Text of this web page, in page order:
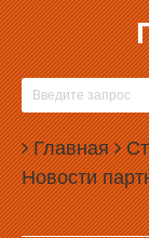
Главная
Новости
26.06.2007, 14:36
ПРОДАЖЕ
Конкурсный
Рущицкая
имущества